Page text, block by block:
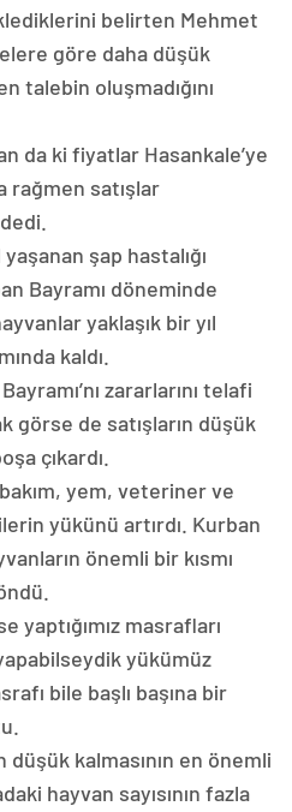
belirten Mehmet
göre daha düşük
talebin oluşmadığını
da ki fiyatlar Hasankale’ye
rağmen satışlar
şap hastalığı
Bayramı döneminde
yaklaşık bir yıl
kaldı.
zararlarını telafi
görse de satışların düşük
çıkardı.
yem, veteriner ve
yükünü artırdı. Kurban
önemli bir kısmı
yaptığımız masrafları
yükümüz
bile başlı başına bir
kalmasının en önemli
hayvan sayısının fazla